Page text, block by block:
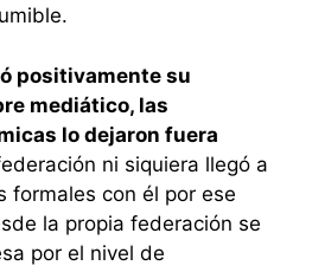
positivamente su
mediático, las
lo dejaron fuera
ni siquiera llegó a
formales con él por ese
la propia federación se
por el nivel de